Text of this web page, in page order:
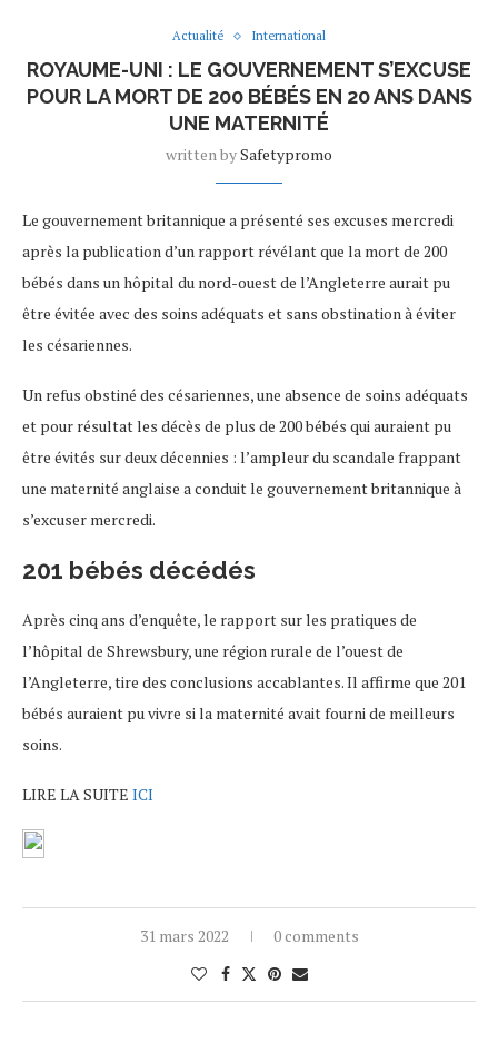
Actualité International
ROYAUME-UNI : LE GOUVERNEMENT S’EXCUSE
POUR LA MORT DE 200 BÉBÉS EN 20 ANS DANS
UNE MATERNITÉ
written bySafetypromo
Le gouvernement britannique a présenté ses excuses mercredi
après la publication d’un rapport révélant que la mort de 200
bébés dans un hôpital du nord-ouest de l’Angleterre aurait pu
être évitée avec des soins adéquats et sans obstination à éviter
les césariennes.
Un refus obstiné des césariennes, une absence de soins adéquats
et pour résultat les décès de plus de 200 bébés qui auraient pu
être évités sur deux décennies : l’ampleur du scandale frappant
une maternité anglaise a conduit le gouvernement britannique à
s’excuser mercredi.
201 bébés décédés
Après cinq ans d’enquête, le rapport sur les pratiques de
l’hôpital de Shrewsbury, une région rurale de l’ouest de
l’Angleterre, tire des conclusions accablantes. Il affirme que 201
bébés auraient pu vivre si la maternité avait fourni de meilleurs
soins.
LIRE LA SUITE ICI
31 mars 2022 0 comments